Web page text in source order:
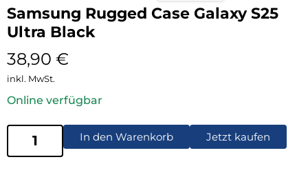
Samsung Rugged Case Galaxy S25
Ultra Black
38,90 €
inkl. MwSt.
Online verfügbar
In den Warenkorb Jetzt kaufen